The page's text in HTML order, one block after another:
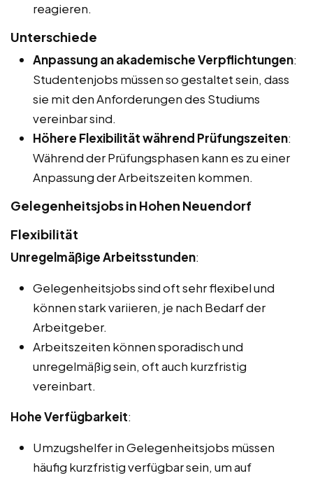
reagieren.
Unterschiede
Anpassung an akademische Verpflichtungen:
Studentenjobs müssen so gestaltet sein, dass
sie mit den Anforderungen des Studiums
vereinbar sind.
Höhere Flexibilität während Prüfungszeiten:
Während der Prüfungsphasen kann es zu einer
Anpassung der Arbeitszeiten kommen.
Gelegenheitsjobs in Hohen Neuendorf
Flexibilität
Unregelmäßige Arbeitsstunden:
Gelegenheitsjobs sind oft sehr flexibel und
können stark variieren, je nach Bedarf der
Arbeitgeber.
Arbeitszeiten können sporadisch und
unregelmäßig sein, oft auch kurzfristig
vereinbart.
Hohe Verfügbarkeit:
Umzugshelfer in Gelegenheitsjobs müssen
häufig kurzfristig verfügbar sein, um auf